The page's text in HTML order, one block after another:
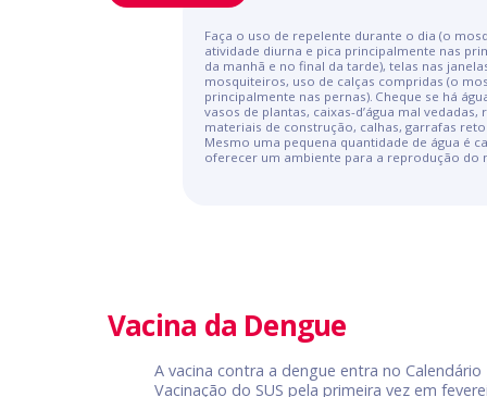
Faça o uso de repelente durante o dia (o
atividade diurna e pica principalmente nas
da manhã e no final da tarde), telas nas
mosquiteiros, uso de calças compridas (o
principalmente nas pernas). Cheque se há
vasos de plantas, caixas-d’água mal vedadas,
materiais de construção, calhas, garrafas
Mesmo uma pequena quantidade de água é
oferecer um ambiente para a reprodução do
Vacina da Dengue
A vacina contra a dengue entra no Calendário
Vacinação do SUS pela primeira vez em